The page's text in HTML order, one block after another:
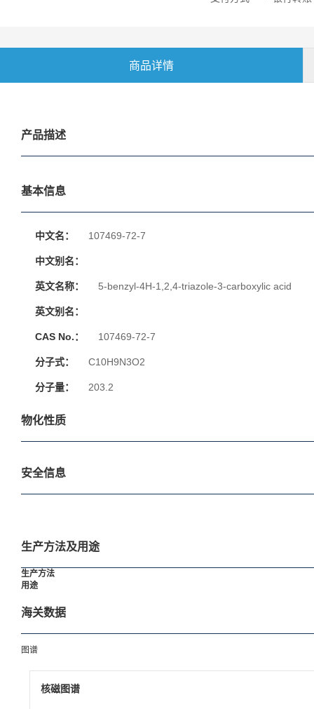
商品详情
产品描述
基本信息
中文名： 107469-72-7
中文别名：
英文名称： 5-benzyl-4H-1,2,4-triazole-3-carboxylic acid
英文别名：
CAS No.： 107469-72-7
分子式： C10H9N3O2
分子量： 203.2
物化性质
安全信息
生产方法及用途
生产方法
用途
海关数据
图谱
核磁图谱